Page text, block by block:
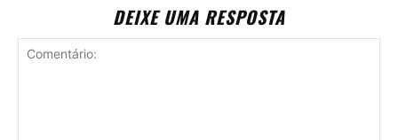
DEIXE UMA RESPOSTA